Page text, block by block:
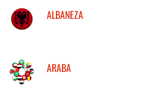
ALBANEZA
ARABA